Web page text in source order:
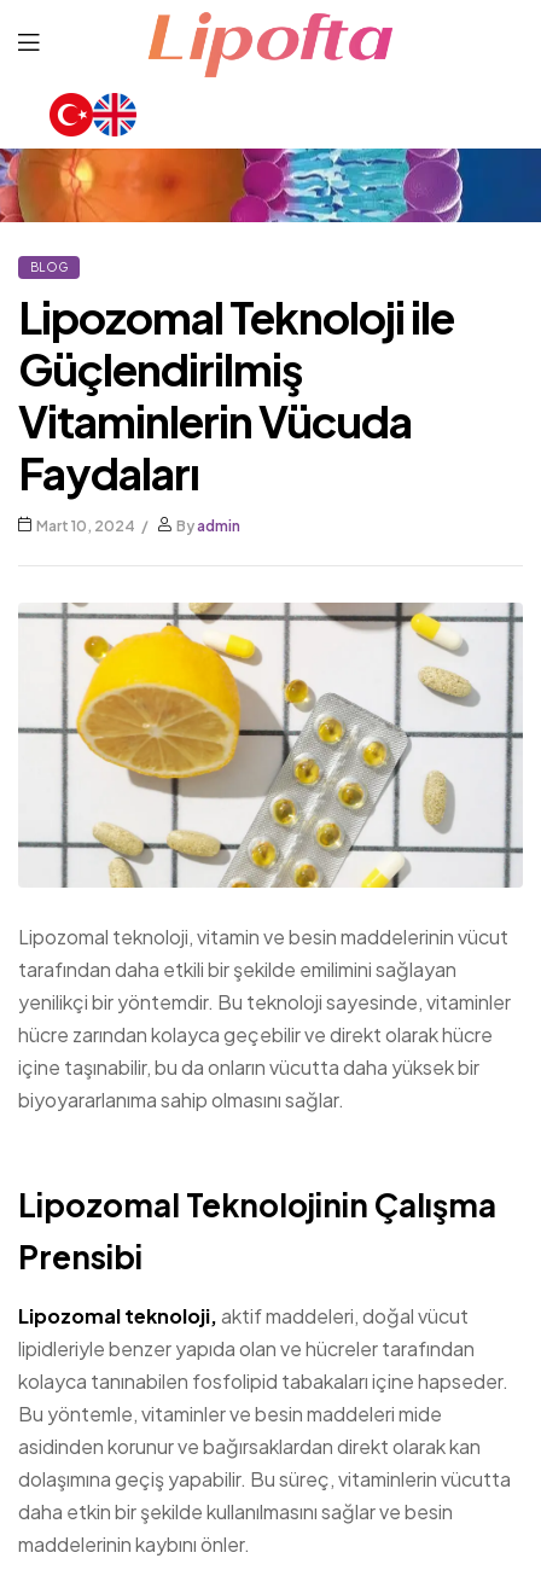
BLOG
Lipozomal Teknoloji ile
Güçlendirilmiş
Vitaminlerin Vücuda
Faydaları
Mart 10, 2024 Byadmin
Lipozomal teknoloji, vitamin ve besin maddelerinin vücut
tarafından daha etkili bir şekilde emilimini sağlayan
yenilikçi bir yöntemdir. Bu teknoloji sayesinde, vitaminler
hücre zarından kolayca geçebilir ve direkt olarak hücre
içine taşınabilir, bu da onların vücutta daha yüksek bir
biyoyararlanıma sahip olmasını sağlar.
Lipozomal Teknolojinin Çalışma
Prensibi
Lipozomal teknoloji,aktif maddeleri, doğal vücut
lipidleriyle benzer yapıda olan ve hücreler tarafından
kolayca tanınabilen fosfolipid tabakaları içine hapseder.
Bu yöntemle, vitaminler ve besin maddeleri mide
asidinden korunur ve bağırsaklardan direkt olarak kan
dolaşımına geçiş yapabilir. Bu süreç, vitaminlerin vücutta
daha etkin bir şekilde kullanılmasını sağlar ve besin
maddelerinin kaybını önler.